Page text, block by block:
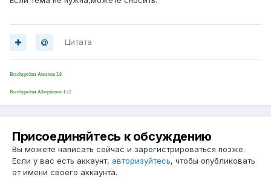
Цитата
Brachypelma Auratum L8
Brachypelma Albopilosum L12
Присоединяйтесь к обсуждению
Вы можете написать сейчас и зарегистрироваться позже.
Если у вас есть аккаунт, авторизуйтесь, чтобы опубликовать
от имени своего аккаунта.